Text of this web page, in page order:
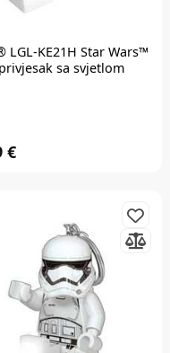
LGL-KE21H Star Wars™
sa svjetlom
€